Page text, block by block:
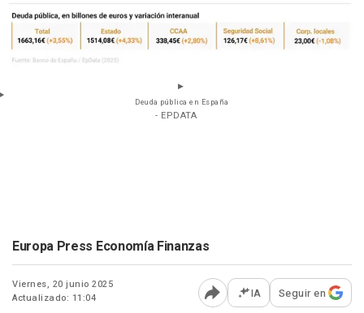
Deuda pública en España
- EPDATA
Europa Press Economía Finanzas
Viernes, 20 junio 2025
Actualizado: 11:04
Abrir opciones para
IA Seguir en